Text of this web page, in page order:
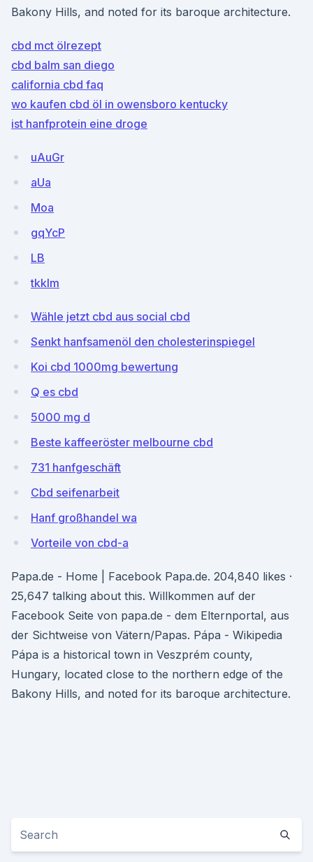
Bakony Hills, and noted for its baroque architecture.
cbd mct ölrezept
cbd balm san diego
california cbd faq
wo kaufen cbd öl in owensboro kentucky
ist hanfprotein eine droge
uAuGr
aUa
Moa
gqYcP
LB
tkklm
Wähle jetzt cbd aus social cbd
Senkt hanfsamenöl den cholesterinspiegel
Koi cbd 1000mg bewertung
Q es cbd
5000 mg d
Beste kaffeeröster melbourne cbd
731 hanfgeschäft
Cbd seifenarbeit
Hanf großhandel wa
Vorteile von cbd-a
Papa.de - Home | Facebook Papa.de. 204,840 likes ·
25,647 talking about this. Willkommen auf der
Facebook Seite von papa.de - dem Elternportal, aus
der Sichtweise von Vätern/Papas. Pápa - Wikipedia
Pápa is a historical town in Veszprém county,
Hungary, located close to the northern edge of the
Bakony Hills, and noted for its baroque architecture.